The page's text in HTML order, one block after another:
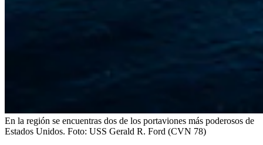
En la región se encuentras dos de los portaviones más poderosos de
Estados Unidos. Foto: USS Gerald R. Ford (CVN 78)